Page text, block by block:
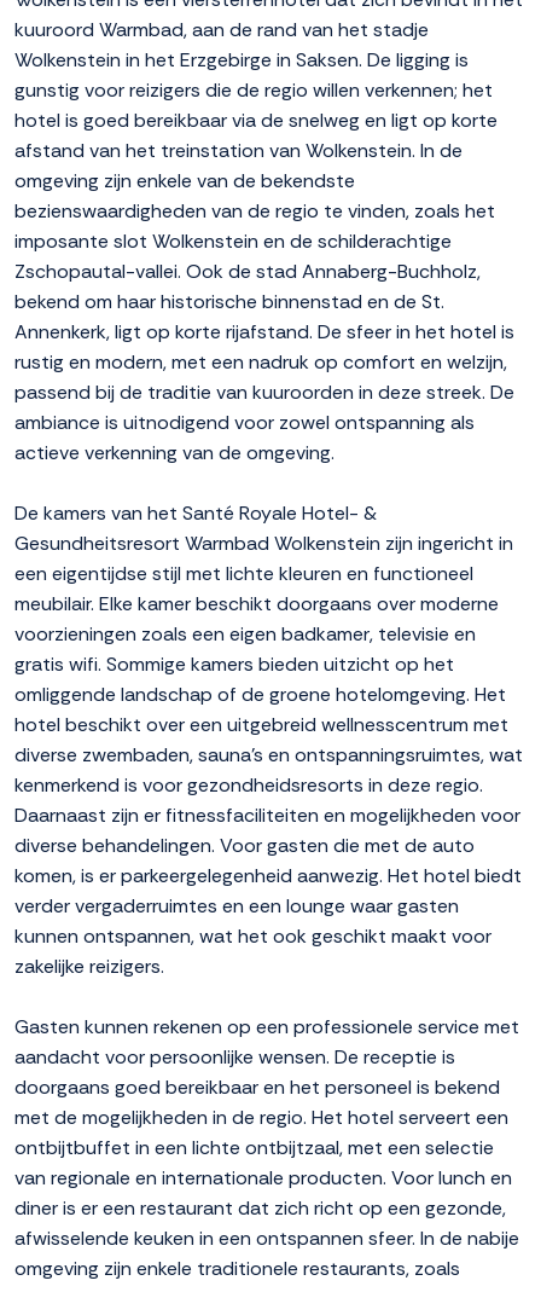
kuuroord Warmbad, aan de rand van het stadje
Wolkenstein in het Erzgebirge in Saksen. De ligging is
gunstig voor reizigers die de regio willen verkennen; het
hotel is goed bereikbaar via de snelweg en ligt op korte
afstand van het treinstation van Wolkenstein. In de
omgeving zijn enkele van de bekendste
bezienswaardigheden van de regio te vinden, zoals het
imposante slot Wolkenstein en de schilderachtige
Zschopautal-vallei. Ook de stad Annaberg-Buchholz,
bekend om haar historische binnenstad en de St.
Annenkerk, ligt op korte rijafstand. De sfeer in het hotel is
rustig en modern, met een nadruk op comfort en welzijn,
passend bij de traditie van kuuroorden in deze streek. De
ambiance is uitnodigend voor zowel ontspanning als
actieve verkenning van de omgeving.
De kamers van het Santé Royale Hotel- &
Gesundheitsresort Warmbad Wolkenstein zijn ingericht in
een eigentijdse stijl met lichte kleuren en functioneel
meubilair. Elke kamer beschikt doorgaans over moderne
voorzieningen zoals een eigen badkamer, televisie en
gratis wifi. Sommige kamers bieden uitzicht op het
omliggende landschap of de groene hotelomgeving. Het
hotel beschikt over een uitgebreid wellnesscentrum met
diverse zwembaden, sauna's en ontspanningsruimtes, wat
kenmerkend is voor gezondheidsresorts in deze regio.
Daarnaast zijn er fitnessfaciliteiten en mogelijkheden voor
diverse behandelingen. Voor gasten die met de auto
komen, is er parkeergelegenheid aanwezig. Het hotel biedt
verder vergaderruimtes en een lounge waar gasten
kunnen ontspannen, wat het ook geschikt maakt voor
zakelijke reizigers.
Gasten kunnen rekenen op een professionele service met
aandacht voor persoonlijke wensen. De receptie is
doorgaans goed bereikbaar en het personeel is bekend
met de mogelijkheden in de regio. Het hotel serveert een
ontbijtbuffet in een lichte ontbijtzaal, met een selectie
van regionale en internationale producten. Voor lunch en
diner is er een restaurant dat zich richt op een gezonde,
afwisselende keuken in een ontspannen sfeer. In de nabije
omgeving zijn enkele traditionele restaurants, zoals